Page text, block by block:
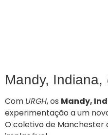
Mandy, Indiana,
Com URGH, os Mandy,
experimentação a um
O coletivo de Manchester